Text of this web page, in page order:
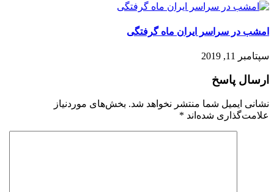
امشب در سراسر ایران ماه گرفتگی
سپتامبر 11, 2019
ارسال پاسخ
نشانی ایمیل شما منتشر نخواهد شد. بخش‌های موردنیاز
علامت‌گذاری شده‌اند *